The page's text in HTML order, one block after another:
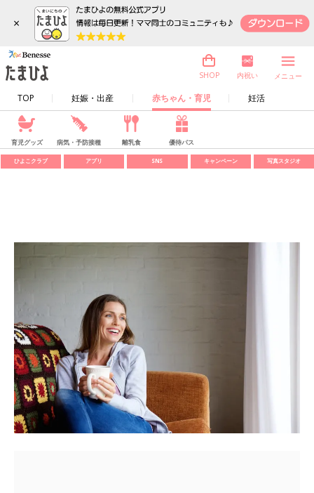
×
TOP 妊娠・出産 赤ちゃん・育児 妊活
SHOP 内祝い メニュー
育児グッズ 病気・予防接種 離乳食 優待パス
ひよこクラブ アプリ SNS キャンペーン 写真スタジオ